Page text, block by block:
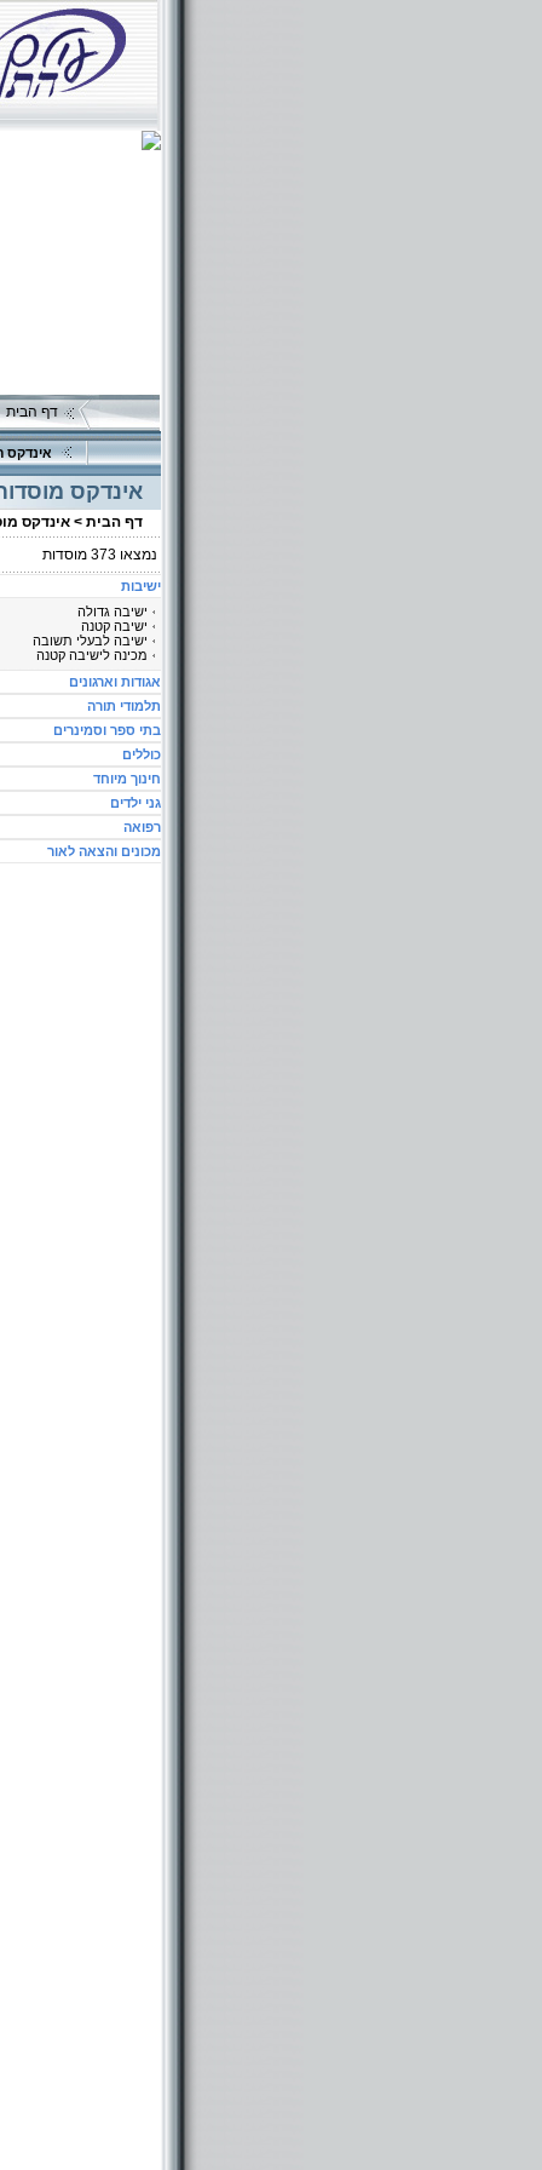
דף הבית
אינדקס
אינדקס
דף הבית > אינדקס
נמצאו 373 מוסדות
ישיבות
ישיבה גדולה
ישיבה קטנה
ישיבה לבעלי תשובה
מכינה לישיבה קטנה
אגודות וארגונים
תלמודי תורה
בתי ספר וסמינרים
כוללים
חינוך מיוחד
גני ילדים
רפואה
מכונים והצאה לאור